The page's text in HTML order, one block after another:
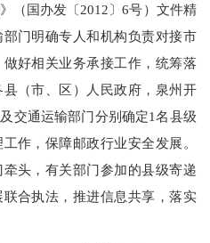
（国办发〔2012〕6号）文件精
门明确专人和机构负责对接市
好相关业务承接工作，统筹落
（市、区）人民政府，泉州开
交通运输部门分别确定1名县级
作，保障邮政行业安全发展。
头，有关部门参加的县级寄递
合执法，推进信息共享，落实